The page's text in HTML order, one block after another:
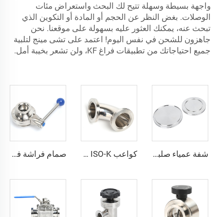
واجهة بسيطة وسهلة تتيح لك البحث واستعراض مئات
الوصلات. بغض النظر عن الحجم أو المادة أو التكوين الذي
تبحث عنه، يمكنك العثور عليه بسهولة على موقعنا. نحن
جاهزون للشحن في نفس اليوم! اعتمد على تشى مينج لتلبية
جميع احتياجاتك من تطبيقات فراغ KF، ولن تشعر بخيبة أمل.
شفة عمياء صلبة بدون فتحة حسب نظام ISO-K، من الفولاذ المقاوم للصدأ عالي الجودة، مقاسات ISO63-ISO630، قطع توصيل فراغية عالية الفراغ من الفولاذ SS304 وSS316L كواعب ISO-K بزاوية 90 درجة مقاس ISO63-ISO160، شفة فراغ عالية الجودة من الفولاذ المقاوم للصدأ SS304 وSS316L، مخرطة مخصصة، وصلة مشبك فراغ من الفولاذ المقاوم للصدأ صمام فراشة فراغي من الفولاذ المقاوم للصدأ SS304 وSS316L مع ختم FKM، نوع KF25/KF40/KF50 مع شفة، مشغل يدوي أو كهربائي، مقاس NW25/40